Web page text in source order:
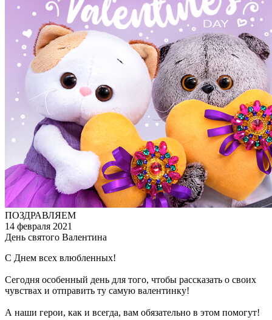
ПОЗДРАВЛЯЕМ
14 февраля 2021
День святого Валентина
С Днем всех влюбленных!
Сегодня особенный день для того, чтобы рассказать о своих
чувствах и отправить ту самую валентинку!
А наши герои, как и всегда, вам обязательно в этом помогут!